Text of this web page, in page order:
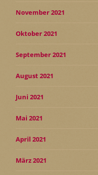
November 2021
Oktober 2021
September 2021
August 2021
Juni 2021
Mai 2021
April 2021
März 2021